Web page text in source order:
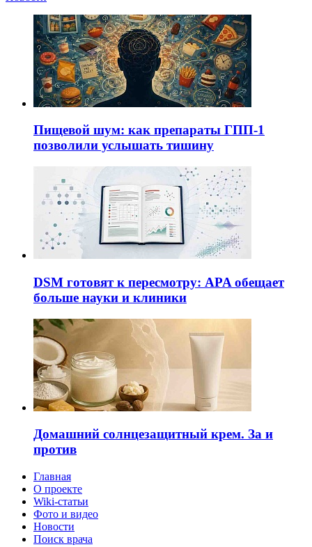
Пищевой шум: как препараты ГПП-1
позволили услышать тишину
DSM готовят к пересмотру: APA обещает
больше науки и клиники
Домашний солнцезащитный крем. За и
против
Главная
О проекте
Wiki-статьи
Фото и видео
Новости
Поиск врача